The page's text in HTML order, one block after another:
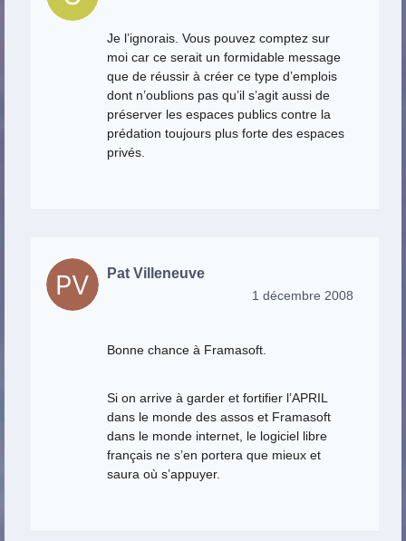
Je l’ignorais. Vous pouvez comptez sur
moi car ce serait un formidable message
que de réussir à créer ce type d’emplois
dont n’oublions pas qu’il s’agit aussi de
préserver les espaces publics contre la
prédation toujours plus forte des espaces
privés.
Pat Villeneuve
1 décembre 2008
Bonne chance à Framasoft.
Si on arrive à garder et fortifier l’APRIL
dans le monde des assos et Framasoft
dans le monde internet, le logiciel libre
français ne s’en portera que mieux et
saura où s’appuyer.